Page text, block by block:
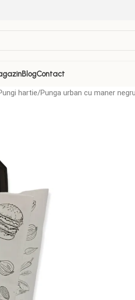
BlogContact
hartie Punga urban cu maner negru